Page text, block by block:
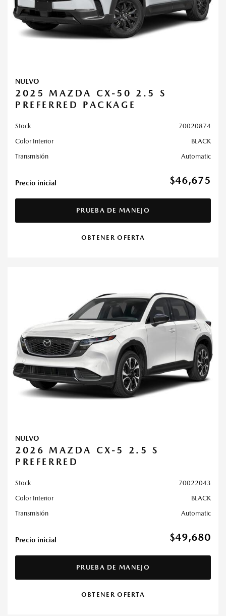
NUEVO
2025 MAZDA CX-50 2.5 S
PREFERRED PACKAGE
Stock
70020874
Color Interior
BLACK
Transmisión
Automatic
Precio inicial $46,675
PRUEBA DE MANEJO
OBTENER OFERTA
NUEVO
2026 MAZDA CX-5 2.5 S
PREFERRED
Stock
70022043
Color Interior
BLACK
Transmisión
Automatic
Precio inicial $49,680
PRUEBA DE MANEJO
OBTENER OFERTA